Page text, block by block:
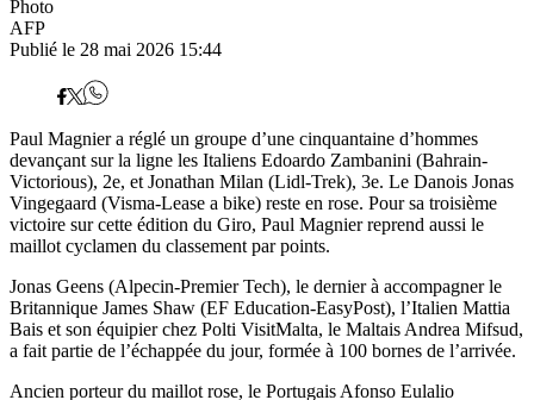
Photo
AFP
Publié le 28 mai 2026 15:44
Paul Magnier a réglé un groupe d’une cinquantaine d’hommes
devançant sur la ligne les Italiens Edoardo Zambanini (Bahrain-
Victorious), 2e, et Jonathan Milan (Lidl-Trek), 3e. Le Danois Jonas
Vingegaard (Visma-Lease a bike) reste en rose. Pour sa troisième
victoire sur cette édition du Giro, Paul Magnier reprend aussi le
maillot cyclamen du classement par points.
Jonas Geens (Alpecin-Premier Tech), le dernier à accompagner le
Britannique James Shaw (EF Education-EasyPost), l’Italien Mattia
Bais et son équipier chez Polti VisitMalta, le Maltais Andrea Mifsud,
a fait partie de l’échappée du jour, formée à 100 bornes de l’arrivée.
Ancien porteur du maillot rose, le Portugais Afonso Eulalio